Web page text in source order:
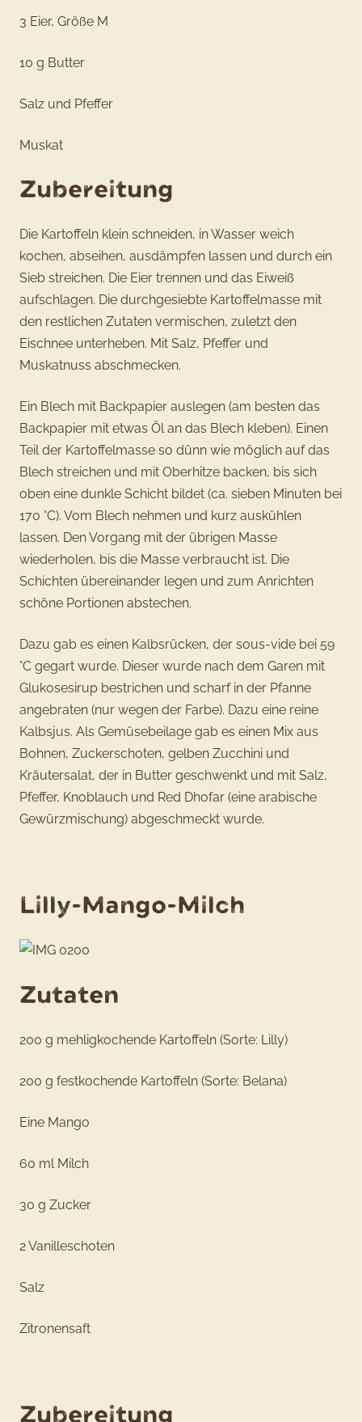
3 Eier, Größe M
10 g Butter
Salz und Pfeffer
Muskat
Zubereitung
Die Kartoffeln klein schneiden, in Wasser weich
kochen, abseihen, ausdämpfen lassen und durch ein
Sieb streichen. Die Eier trennen und das Eiweiß
aufschlagen. Die durchgesiebte Kartoffelmasse mit
den restlichen Zutaten vermischen, zuletzt den
Eischnee unterheben. Mit Salz, Pfeffer und
Muskatnuss abschmecken.
Ein Blech mit Backpapier auslegen (am besten das
Backpapier mit etwas Öl an das Blech kleben). Einen
Teil der Kartoffelmasse so dünn wie möglich auf das
Blech streichen und mit Oberhitze backen, bis sich
oben eine dunkle Schicht bildet (ca. sieben Minuten bei
170 °C). Vom Blech nehmen und kurz auskühlen
lassen. Den Vorgang mit der übrigen Masse
wiederholen, bis die Masse verbraucht ist. Die
Schichten übereinander legen und zum Anrichten
schöne Portionen abstechen.
Dazu gab es einen Kalbsrücken, der sous-vide bei 59
°C gegart wurde. Dieser wurde nach dem Garen mit
Glukosesirup bestrichen und scharf in der Pfanne
angebraten (nur wegen der Farbe). Dazu eine reine
Kalbsjus. Als Gemüsebeilage gab es einen Mix aus
Bohnen, Zuckerschoten, gelben Zucchini und
Kräutersalat, der in Butter geschwenkt und mit Salz,
Pfeffer, Knoblauch und Red Dhofar (eine arabische
Gewürzmischung) abgeschmeckt wurde.
Lilly-Mango-Milch
Zutaten
200 g mehligkochende Kartoffeln (Sorte: Lilly)
200 g festkochende Kartoffeln (Sorte: Belana)
Eine Mango
60 ml Milch
30 g Zucker
2 Vanilleschoten
Salz
Zitronensaft
Zubereitung